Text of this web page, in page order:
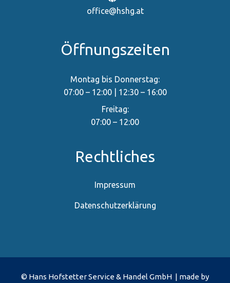
office@hshg.at
Öffnungszeiten
Montag bis Donnerstag:
07:00 – 12:00 | 12:30 – 16:00
Freitag:
07:00 – 12:00
Rechtliches
Impressum
Datenschutzerklärung
© Hans Hofstetter Service & Handel GmbH | made by